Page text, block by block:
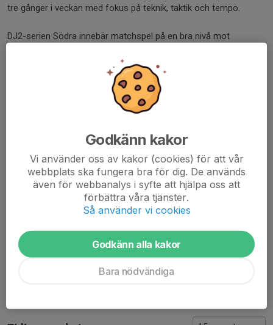
tre gånger i veckan med fokus på teknik, taktik och tempo.
DJ2-serien Södra innebär matchspel på en bra nivå mot
fortsätta din utveckling inom innebandy.
Nu bjuder vi in till öppna provträningar för tjejer som vill komma
och känna efter om laget är rätt för dem.
Vill du veta mer eller anmäla ditt intresse för provträning är du
välkommen att höra av dig.
Kontaktperson: Christian Ljunggren
Telefon: 0704254543
Kommentarer
Godkänn kakor
Vi använder oss av kakor (cookies) för att vår
webbplats ska fungera bra för dig. De används
även för webbanalys i syfte att hjälpa oss att
förbättra våra tjänster.
Så använder vi cookies
Godkänn alla kakor
Bara nödvändiga